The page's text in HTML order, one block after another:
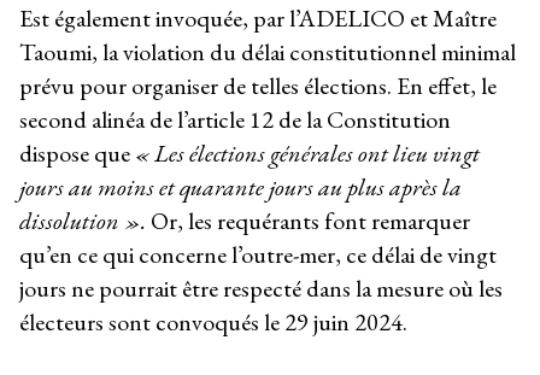
Est également invoquée, par l’ADELICO et Maître
Taoumi, la violation du délai constitutionnel minimal
prévu pour organiser de telles élections. En effet, le
second alinéa de l’article 12 de la Constitution
dispose que« Les élections générales ont lieu vingt
jours au moins et quarante jours au plus après la
dissolution ». Or, les requérants font remarquer
qu’en ce qui concerne l’outre-mer, ce délai de vingt
jours ne pourrait être respecté dans la mesure où les
électeurs sont convoqués le 29 juin 2024.